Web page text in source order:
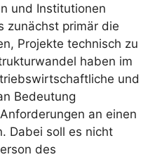
und Institutionen
zunächst primär die
Projekte technisch zu
haben im
und
Bedeutung
an einen
Dabei soll es nicht
des